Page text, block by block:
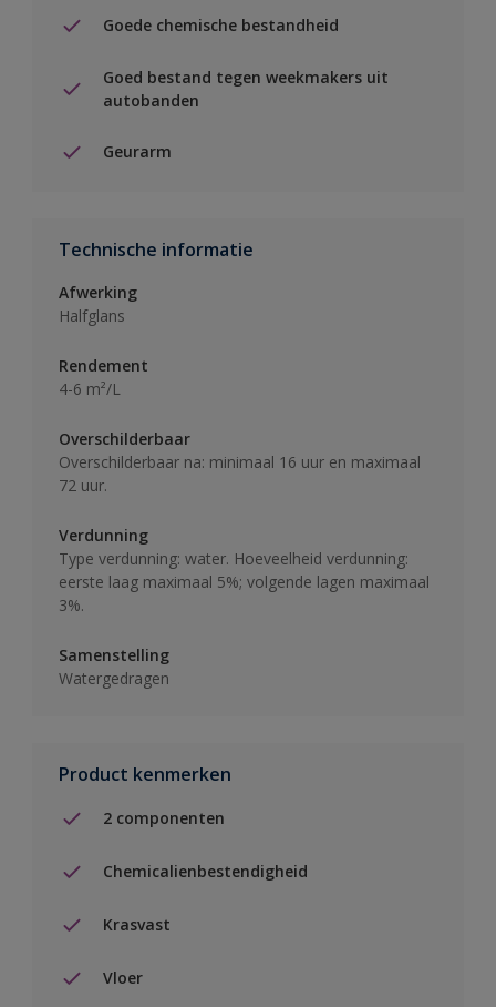
Goede chemische bestandheid
Goed bestand tegen weekmakers uit
autobanden
Geurarm
Technische informatie
Afwerking
Halfglans
Rendement
4-6 m²/L
Overschilderbaar
Overschilderbaar na: minimaal 16 uur en maximaal
72 uur.
Verdunning
Type verdunning: water. Hoeveelheid verdunning:
eerste laag maximaal 5%; volgende lagen maximaal
3%.
Samenstelling
Watergedragen
Product kenmerken
2 componenten
Chemicalienbestendigheid
Krasvast
Vloer